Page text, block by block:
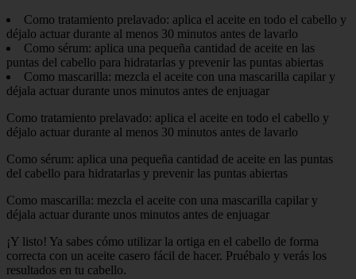
Como tratamiento prelavado: aplica el aceite en todo el cabello y
déjalo actuar durante al menos 30 minutos antes de lavarlo
Como sérum: aplica una pequeña cantidad de aceite en las
puntas del cabello para hidratarlas y prevenir las puntas abiertas
Como mascarilla: mezcla el aceite con una mascarilla capilar y
déjala actuar durante unos minutos antes de enjuagar
Como tratamiento prelavado: aplica el aceite en todo el cabello y
déjalo actuar durante al menos 30 minutos antes de lavarlo
Como sérum: aplica una pequeña cantidad de aceite en las puntas
del cabello para hidratarlas y prevenir las puntas abiertas
Como mascarilla: mezcla el aceite con una mascarilla capilar y
déjala actuar durante unos minutos antes de enjuagar
¡Y listo! Ya sabes cómo utilizar la ortiga en el cabello de forma
correcta con un aceite casero fácil de hacer. Pruébalo y verás los
resultados en tu cabello.